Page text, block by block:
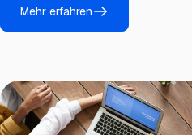
Mehr erfahren